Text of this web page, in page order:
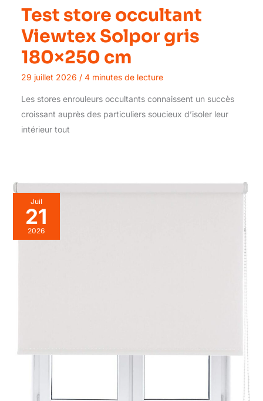
Test store occultant
Viewtex Solpor gris
180×250 cm
29 juillet 2026 / 4 minutes de lecture
Les stores enrouleurs occultants connaissent un succès
croissant auprès des particuliers soucieux d’isoler leur
intérieur tout
Juil
21
2026